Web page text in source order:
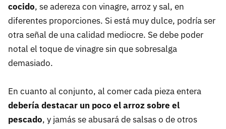
cocido, se adereza con vinagre, arroz y sal, en
diferentes proporciones. Si está muy dulce, podría ser
otra señal de una calidad mediocre. Se debe poder
notal el toque de vinagre sin que sobresalga
demasiado.
En cuanto al conjunto, al comer cada pieza entera
debería destacar un poco el arroz sobre el
pescado, y jamás se abusará de salsas o de otros